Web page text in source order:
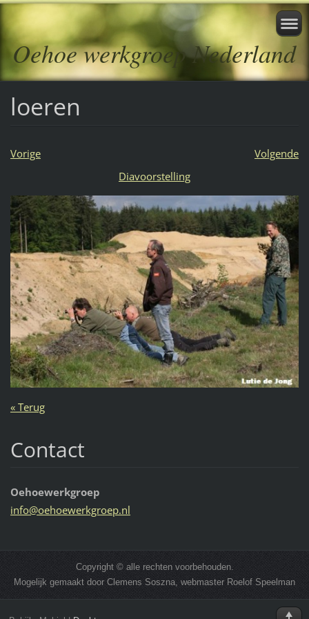
Oehoe werkgroep Nederland
loeren
Vorige
Volgende
Diavoorstelling
« Terug
Contact
Oehoewerkgroep
info@oehoewerkgroep.nl
Copyright © alle rechten voorbehouden.
Mogelijk gemaakt door Clemens Soszna, webmaster Roelof Speelman